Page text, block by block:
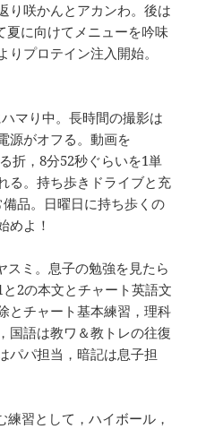
り咲かんとアカンわ。後は
夏に向けてメニューを吟味
りプロテイン注入開始。
マり中。長時間の撮影は
源がオフる。動画を
折，8分52秒ぐらいを1単
る。持ち歩きドライブと充
品。日曜日に持ち歩くの
めよ！
スミ。息子の勉強を見たら
2の本文とチャート英語文
とチャート基本練習，理科
国語は教ワ＆教トレの往復
パパ担当，暗記は息子担
練習として，ハイボール，